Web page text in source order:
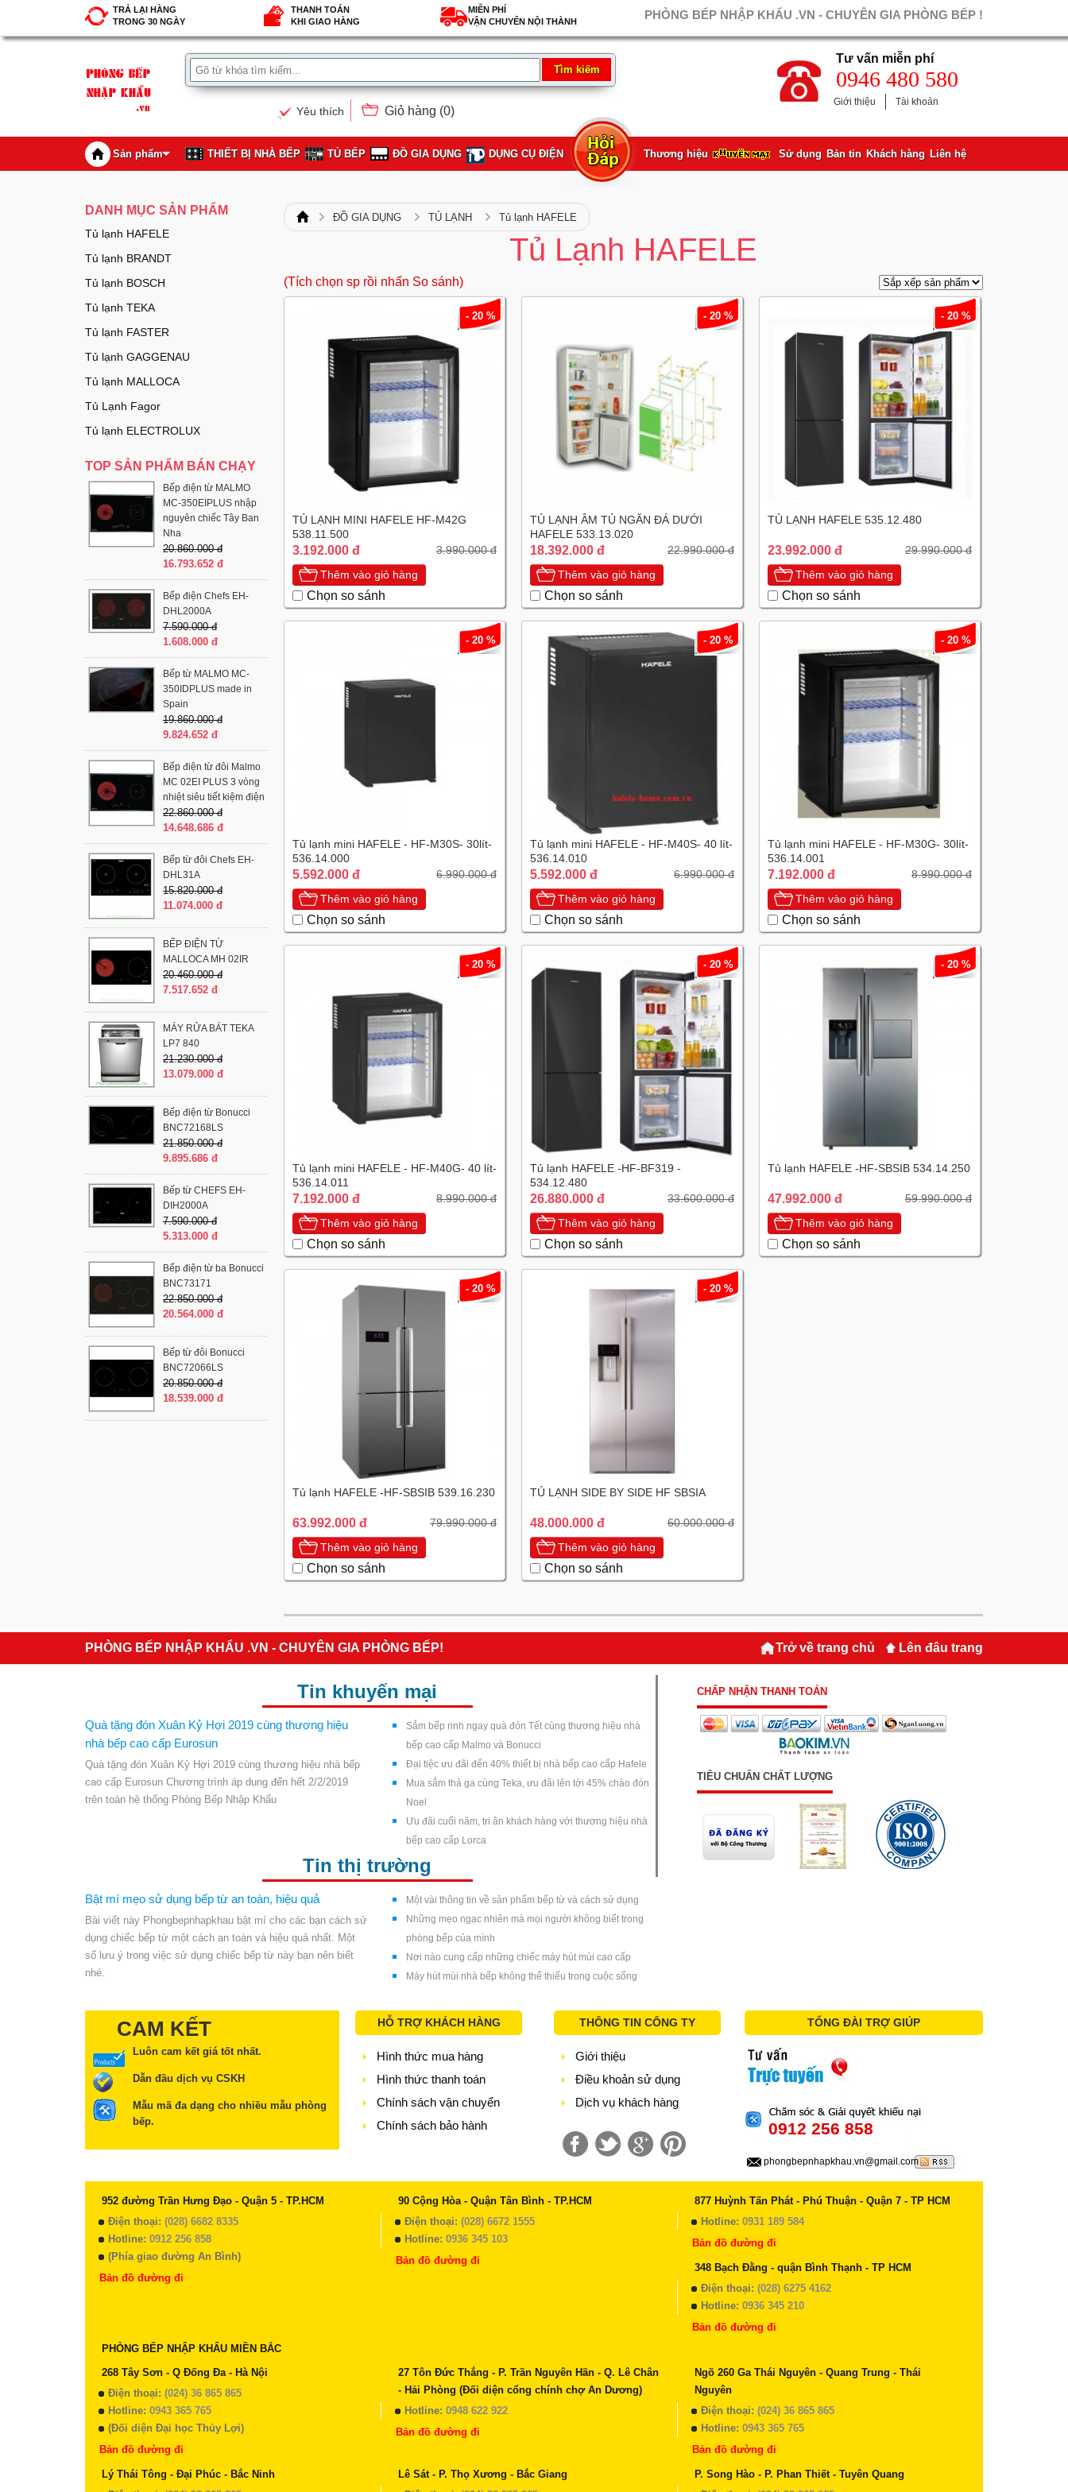
TRẢ LẠI HÀNG
TRONG 30 NGÀY
THANH TOÁN
KHI GIAO HÀNG
MIỄN PHÍ
VẬN CHUYỂN NỘI THÀNH
PHÒNG BẾP NHẬP KHẨU .VN - CHUYÊN GIA PHÒNG BẾP !
Giỏ hàng (0)
Yêu thích
Tư vấn miễn phí
0946 480 580
Giới thiệu Tài khoản
Sản phẩm THIẾT BỊ NHÀ BẾP TỦ BẾP ĐỒ GIA DỤNG DỤNG CỤ ĐIỆN Thương hiệu Sử dụng Bản tin Khách hàng Liên hệ
ĐỒ GIA DỤNG TỦ LẠNH Tủ lạnh HAFELE
Tủ Lạnh HAFELE
(Tích chọn sp rồi nhấn So sánh)
- 20 %
TỦ LẠNH MINI HAFELE HF-M42G
538.11.500
3.192.000 đ 3.990.000 đ
Thêm vào giỏ hàng
Chọn so sánh
- 20 %
TỦ LẠNH ÂM TỦ NGĂN ĐÁ DƯỚI
HAFELE 533.13.020
18.392.000 đ 22.990.000 đ
Thêm vào giỏ hàng
Chọn so sánh
- 20 %
TỦ LẠNH HAFELE 535.12.480
23.992.000 đ 29.990.000 đ
Thêm vào giỏ hàng
Chọn so sánh
- 20 %
Tủ lạnh mini HAFELE - HF-M30S- 30lít-
536.14.000
5.592.000 đ 6.990.000 đ
Thêm vào giỏ hàng
Chọn so sánh
- 20 %
Tủ lạnh mini HAFELE - HF-M40S- 40 lít-
536.14.010
5.592.000 đ 6.990.000 đ
Thêm vào giỏ hàng
Chọn so sánh
- 20 %
Tủ lạnh mini HAFELE - HF-M30G- 30lít-
536.14.001
7.192.000 đ 8.990.000 đ
Thêm vào giỏ hàng
Chọn so sánh
- 20 %
Tủ lạnh mini HAFELE - HF-M40G- 40 lít-
536.14.011
7.192.000 đ 8.990.000 đ
Thêm vào giỏ hàng
Chọn so sánh
- 20 %
Tủ lạnh HAFELE -HF-BF319 -
534.12.480
26.880.000 đ 33.600.000 đ
Thêm vào giỏ hàng
Chọn so sánh
- 20 %
Tủ lạnh HAFELE -HF-SBSIB 534.14.250
47.992.000 đ 59.990.000 đ
Thêm vào giỏ hàng
Chọn so sánh
- 20 %
Tủ lạnh HAFELE -HF-SBSIB 539.16.230
63.992.000 đ 79.990.000 đ
Thêm vào giỏ hàng
Chọn so sánh
- 20 %
TỦ LẠNH SIDE BY SIDE HF SBSIA
48.000.000 đ 60.000.000 đ
Thêm vào giỏ hàng
Chọn so sánh
DANH MỤC SẢN PHẨM
Tủ lạnh HAFELE
Tủ lạnh BRANDT
Tủ lạnh BOSCH
Tủ lạnh TEKA
Tủ lạnh FASTER
Tủ lạnh GAGGENAU
Tủ lạnh MALLOCA
Tủ Lạnh Fagor
Tủ lạnh ELECTROLUX
TOP SẢN PHẨM BÁN CHẠY
Bếp điện từ MALMO
MC-350EIPLUS nhập
nguyên chiếc Tây Ban
Nha
20.860.000 đ
16.793.652 đ
Bếp điện Chefs EH-
DHL2000A
7.590.000 đ
1.608.000 đ
Bếp từ MALMO MC-
350IDPLUS made in
Spain
19.860.000 đ
9.824.652 đ
Bếp điện từ đôi Malmo
MC 02EI PLUS 3 vòng
nhiệt siêu tiết kiệm điện
22.860.000 đ
14.648.686 đ
Bếp từ đôi Chefs EH-
DHL31A
15.820.000 đ
11.074.000 đ
BẾP ĐIỆN TỪ
MALLOCA MH 02IR
20.460.000 đ
7.517.652 đ
MÁY RỬA BÁT TEKA
LP7 840
21.230.000 đ
13.079.000 đ
Bếp điện từ Bonucci
BNC72168LS
21.850.000 đ
9.895.686 đ
Bếp từ CHEFS EH-
DIH2000A
7.590.000 đ
5.313.000 đ
Bếp điện từ ba Bonucci
BNC73171
22.850.000 đ
20.564.000 đ
Bếp từ đôi Bonucci
BNC72066LS
20.850.000 đ
18.539.000 đ
PHÒNG BẾP NHẬP KHẨU .VN - CHUYÊN GIA PHÒNG BẾP! Lên đâu trang
Trở về trang chủ
Tin khuyến mại
Quà tặng đón Xuân Kỷ Hợi 2019 cùng thương hiệu
nhà bếp cao cấp Eurosun
Quà tặng đón Xuân Kỷ Hợi 2019 cùng thương hiệu nhà bếp
cao cấp Eurosun Chương trình áp dụng đến hết 2/2/2019
trên toàn hệ thống Phòng Bếp Nhập Khẩu
Sắm bếp rinh ngay quà đón Tết cùng thương hiệu nhà
bếp cao cấp Malmo và Bonucci
Đại tiệc ưu đãi đến 40% thiết bị nhà bếp cao cấp Hafele
Mua sắm thả ga cùng Teka, ưu đãi lên tới 45% chào đón
Noel
Ưu đãi cuối năm, tri ân khách hàng với thương hiệu nhà
bếp cao cấp Lorca
Tin thị trường
Bật mí mẹo sử dụng bếp từ an toàn, hiệu quả
Bài viết này Phongbepnhapkhau bật mí cho các bạn cách sử
dụng chiếc bếp từ một cách an toàn và hiệu quả nhất. Một
số lưu ý trong việc sử dụng chiếc bếp từ này bạn nên biết
nhé.
Một vài thông tin về sản phẩm bếp từ và cách sử dụng
Những mẹo ngạc nhiên mà mọi người không biết trong
phòng bếp của mình
Nơi nào cung cấp những chiếc máy hút mùi cao cấp
Máy hút mùi nhà bếp không thể thiếu trong cuộc sống
CHẤP NHẬN THANH TOÁN
TIÊU CHUẨN CHẤT LƯỢNG
CAM KẾT
Luôn cam kết giá tốt nhất.
Dẫn đầu dịch vụ CSKH
Mẫu mã đa dạng cho nhiều mẫu phòng
bếp.
HỖ TRỢ KHÁCH HÀNG
Hình thức mua hàng
Hình thức thanh toán
Chính sách vận chuyển
Chính sách bảo hành
THÔNG TIN CÔNG TY
Giới thiệu
Điều khoản sử dụng
Dịch vụ khách hàng
TỔNG ĐÀI TRỢ GIÚP
0912 256 858
phongbepnhapkhau.vn@gmail.com
952 đường Trần Hưng Đạo - Quận 5 - TP.HCM
Điện thoại: (028) 6682 8335
Hotline: 0912 256 858
(Phía giao đường An Bình)
Bản đồ đường đi
90 Cộng Hòa - Quận Tân Bình - TP.HCM
Điện thoại: (028) 6672 1555
Hotline: 0936 345 103
Bản đồ đường đi
877 Huỳnh Tấn Phát - Phú Thuận - Quận 7 - TP HCM
Hotline: 0931 189 584
Bản đồ đường đi
348 Bạch Đằng - quận Bình Thạnh - TP HCM
Điện thoại: (028) 6275 4162
Hotline: 0936 345 210
Bản đồ đường đi
PHÒNG BẾP NHẬP KHẨU MIỀN BẮC
268 Tây Sơn - Q Đống Đa - Hà Nội
Điện thoại: (024) 36 865 865
Hotline: 0943 365 765
(Đối diện Đại học Thủy Lợi)
Bản đồ đường đi
27 Tôn Đức Thắng - P. Trần Nguyên Hãn - Q. Lê Chân
- Hải Phòng (Đối diện cổng chính chợ An Dương)
Hotline: 0948 622 922
Bản đồ đường đi
Ngõ 260 Ga Thái Nguyên - Quang Trung - Thái
Nguyên
Điện thoại: (024) 36 865 865
Hotline: 0943 365 765
Bản đồ đường đi
Lý Thái Tông - Đại Phúc - Bắc Ninh
Lê Sát - P. Thọ Xương - Bắc Giang
P. Song Hào - P. Phan Thiết - Tuyên Quang